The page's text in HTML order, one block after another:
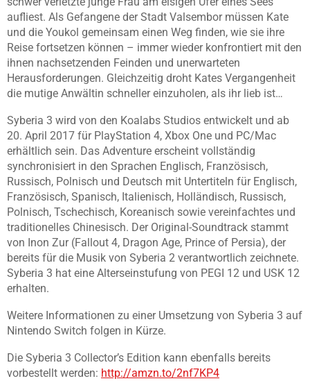
aufliest. Als Gefangene der Stadt Valsembor müssen Kate
und die Youkol gemeinsam einen Weg finden, wie sie ihre
Reise fortsetzen können – immer wieder konfrontiert mit den
ihnen nachsetzenden Feinden und unerwarteten
Herausforderungen. Gleichzeitig droht Kates Vergangenheit
die mutige Anwältin schneller einzuholen, als ihr lieb ist…
Syberia 3 wird von den Koalabs Studios entwickelt und ab
20. April 2017 für PlayStation 4, Xbox One und PC/Mac
erhältlich sein. Das Adventure erscheint vollständig
synchronisiert in den Sprachen Englisch, Französisch,
Russisch, Polnisch und Deutsch mit Untertiteln für Englisch,
Französisch, Spanisch, Italienisch, Holländisch, Russisch,
Polnisch, Tschechisch, Koreanisch sowie vereinfachtes und
traditionelles Chinesisch. Der Original-Soundtrack stammt
von Inon Zur (Fallout 4, Dragon Age, Prince of Persia), der
bereits für die Musik von Syberia 2 verantwortlich zeichnete.
Syberia 3 hat eine Alterseinstufung von PEGI 12 und USK 12
erhalten.
Weitere Informationen zu einer Umsetzung von Syberia 3 auf
Nintendo Switch folgen in Kürze.
Die Syberia 3 Collector’s Edition kann ebenfalls bereits
vorbestellt werden: http://amzn.to/2nf7KP4